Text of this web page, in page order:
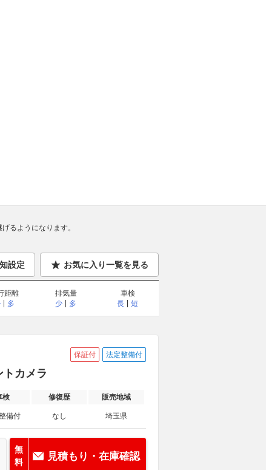
るようになります。
設定 お気に入り一覧を見る
距離
多
排気量
少
多
車検
長
短
保証付 法定整備付
カメラ
検 修復歴 販売地域
備付 なし 埼玉県
無
料
見積もり・在庫確認